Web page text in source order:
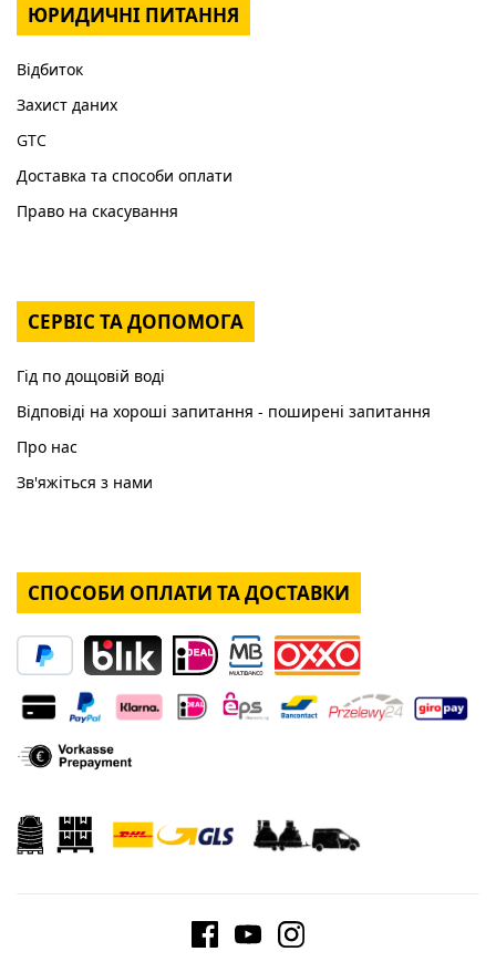
ЮРИДИЧНІ ПИТАННЯ
Відбиток
Захист даних
GTC
Доставка та способи оплати
Право на скасування
СЕРВІС ТА ДОПОМОГА
Гід по дощовій воді
Відповіді на хороші запитання - поширені запитання
Про нас
Зв'яжіться з нами
СПОСОБИ ОПЛАТИ ТА ДОСТАВКИ